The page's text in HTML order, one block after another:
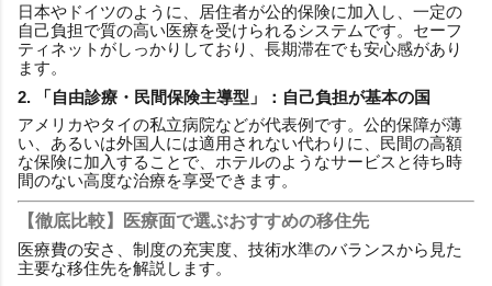
日本やドイツのように、居住者が公的保険に加入し、一定の
自己負担で質の高い医療を受けられるシステムです。セーフ
ティネットがしっかりしており、長期滞在でも安心感があり
ます。
2. 「自由診療・民間保険主導型」：自己負担が基本の国
アメリカやタイの私立病院などが代表例です。公的保障が薄
い、あるいは外国人には適用されない代わりに、民間の高額
な保険に加入することで、ホテルのようなサービスと待ち時
間のない高度な治療を享受できます。
【徹底比較】医療面で選ぶおすすめの移住先
医療費の安さ、制度の充実度、技術水準のバランスから見た
主要な移住先を解説します。